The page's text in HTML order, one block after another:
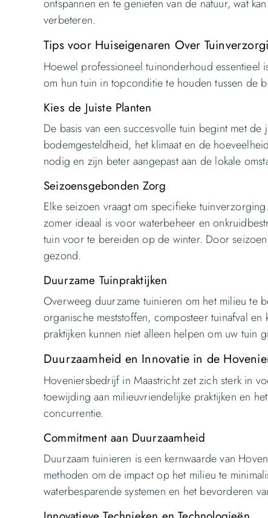
ontspannen en te genieten van de natuur, wat
verbeteren.
Tips voor Huiseigenaren Over
Hoewel professioneel tuinonderhoud
om hun tuin in topconditie te houden tussen de
Kies de Juiste Planten
De basis van een succesvolle tuin begint met
bodemgesteldheid, het klimaat en de
nodig en zijn beter aangepast aan de lokale
Seizoensgebonden Zorg
Elke seizoen vraagt om specifieke
zomer ideaal is voor waterbeheer en
tuin voor te bereiden op de winter. Door
gezond.
Duurzame Tuinpraktijken
Overweeg duurzame tuinieren om het milieu te
organische meststoffen, composteer tuinafval
praktijken kunnen niet alleen helpen om uw tuin
Duurzaamheid en Innovatie in de
Hoveniersbedrijf in Maastricht zet zich sterk in
toewijding aan milieuvriendelijke praktijken en
concurrentie.
Commitment aan Duurzaamheid
Duurzaam tuinieren is een kernwaarde van
methoden om de impact op het milieu te
waterbesparende systemen en het bevorderen